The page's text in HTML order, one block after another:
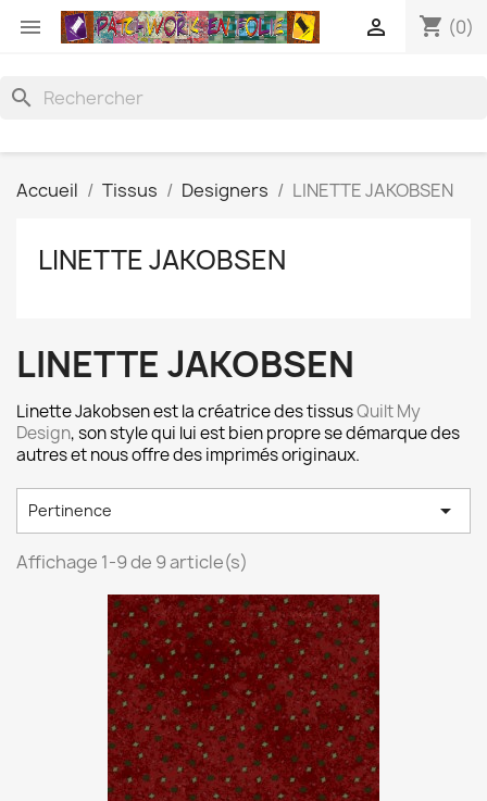
 shopping_cart (0)

search
Accueil Tissus Designers LINETTE JAKOBSEN
LINETTE JAKOBSEN
LINETTE JAKOBSEN
Linette Jakobsen est la créatrice des tissusQuilt My
Design, son style qui lui est bien propre se démarque des
autres et nous offre des imprimés originaux.
Pertinence 
Affichage 1-9 de 9 article(s)